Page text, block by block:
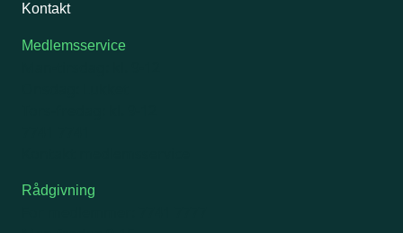
Kontakt
Medlemsservice
Rådgivning